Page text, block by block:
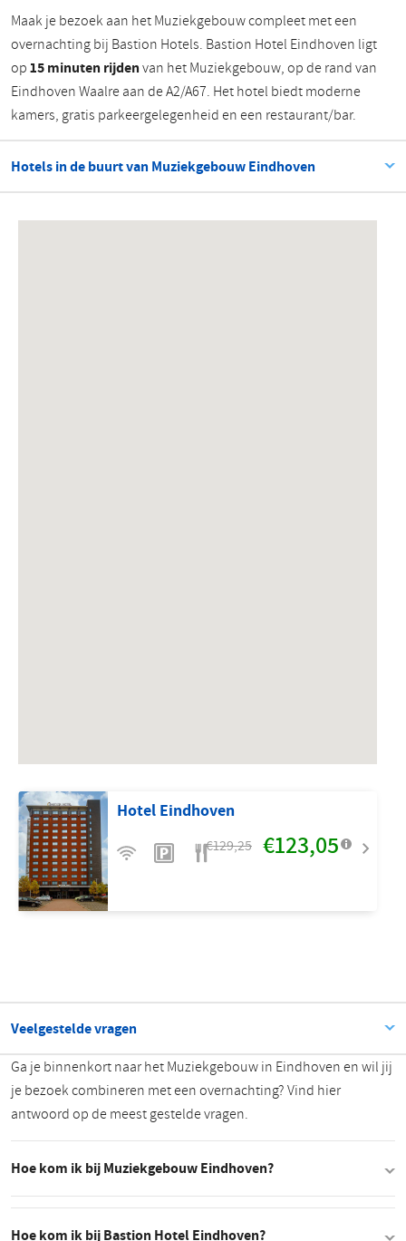
Maak je bezoek aan het Muziekgebouw compleet met een
overnachting bij Bastion Hotels. Bastion Hotel Eindhoven ligt
op15 minuten rijdenvan het Muziekgebouw, op de rand van
Eindhoven Waalre aan de A2/A67. Het hotel biedt moderne
kamers, gratis parkeergelegenheid en een restaurant/bar.
Hotels in de buurt van Muziekgebouw Eindhoven
Hotel Eindhoven
€129,25 €123,05
Veelgestelde vragen
Ga je binnenkort naar het Muziekgebouw in Eindhoven en wil jij
je bezoek combineren met een overnachting? Vind hier
antwoord op de meest gestelde vragen.
Hoe kom ik bij Muziekgebouw Eindhoven?
Hoe kom ik bij Bastion Hotel Eindhoven?